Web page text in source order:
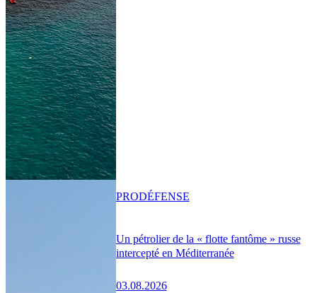
Un pétrolier de la « flotte fantôme » russe
intercepté en Méditerranée
03.08.2026
PRODÉFENSE